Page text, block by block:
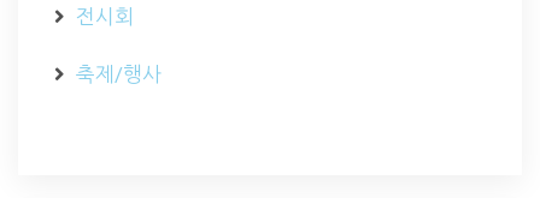
전시회
축제/행사